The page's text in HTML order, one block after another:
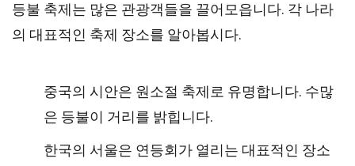
등불 축제는 많은 관광객들을 끌어모읍니다. 각 나라
의 대표적인 축제 장소를 알아봅시다.
중국의 시안은 원소절 축제로 유명합니다. 수많
은 등불이 거리를 밝힙니다.
한국의 서울은 연등회가 열리는 대표적인 장소